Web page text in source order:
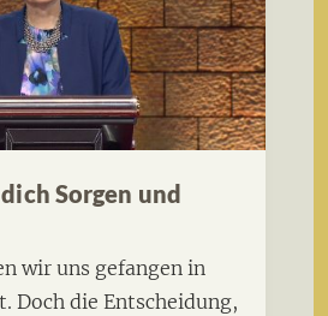
Sorgen und
wir uns gefangen in
Doch die Entscheidung,